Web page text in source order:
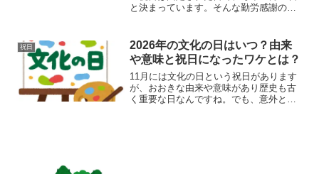
と決まっています。そんな勤労感謝の日
た。でも、意外と勤労感謝の日について
知っている方は少...
祝日
2026年の文化の日はいつ？由来
や意味と祝日になったワケとは？
11月には文化の日という祝日があります
が、おおきな由来や意味があり歴史も古
く重要な日なんですね。でも、意外と文